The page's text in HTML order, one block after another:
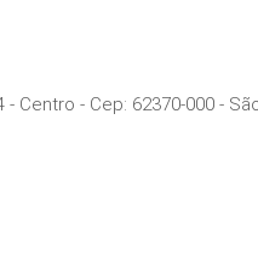
- Centro - Cep: 62370-000 -